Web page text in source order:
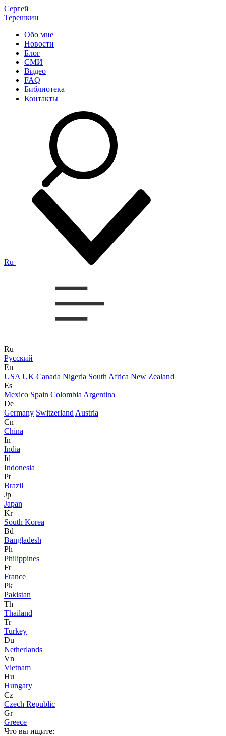
Сергей
Терешкин
Обо мне
Новости
Блог
СМИ
Видео
FAQ
Библиотека
Контакты
Ru
Ru
Русский
En
USA UK Canada Nigeria South Africa New Zealand
Es
Mexico Spain Colombia Argentina
De
Germany Switzerland Austria
Cn
China
In
India
Id
Indonesia
Pt
Brazil
Jp
Japan
Kr
South Korea
Bd
Bangladesh
Ph
Philippines
Fr
France
Pk
Pakistan
Th
Thailand
Tr
Turkey
Du
Netherlands
Vn
Vietnam
Hu
Hungary
Cz
Czech Republic
Gr
Greece
Что вы ищите: